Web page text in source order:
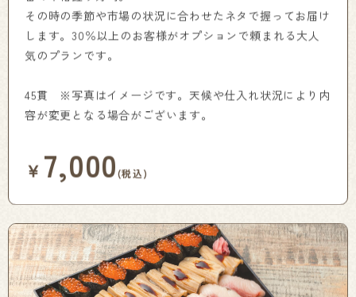
その時の季節や市場の状況に合わせたネタで握ってお届け
します。30％以上のお客様がオプションで頼まれる大人
気のプランです。
45貫 ※写真はイメージです。天候や仕入れ状況により内
容が変更となる場合がございます。
￥ 7,000(税込)